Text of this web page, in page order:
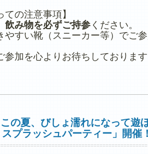
ての注意事項】
飲み物を必ずご持参 ください。
やすい靴（スニーカー等）でご
参加を心よりお待ちしておりま
の夏、びしょ濡れになって遊
プラッシュパーティー」開催